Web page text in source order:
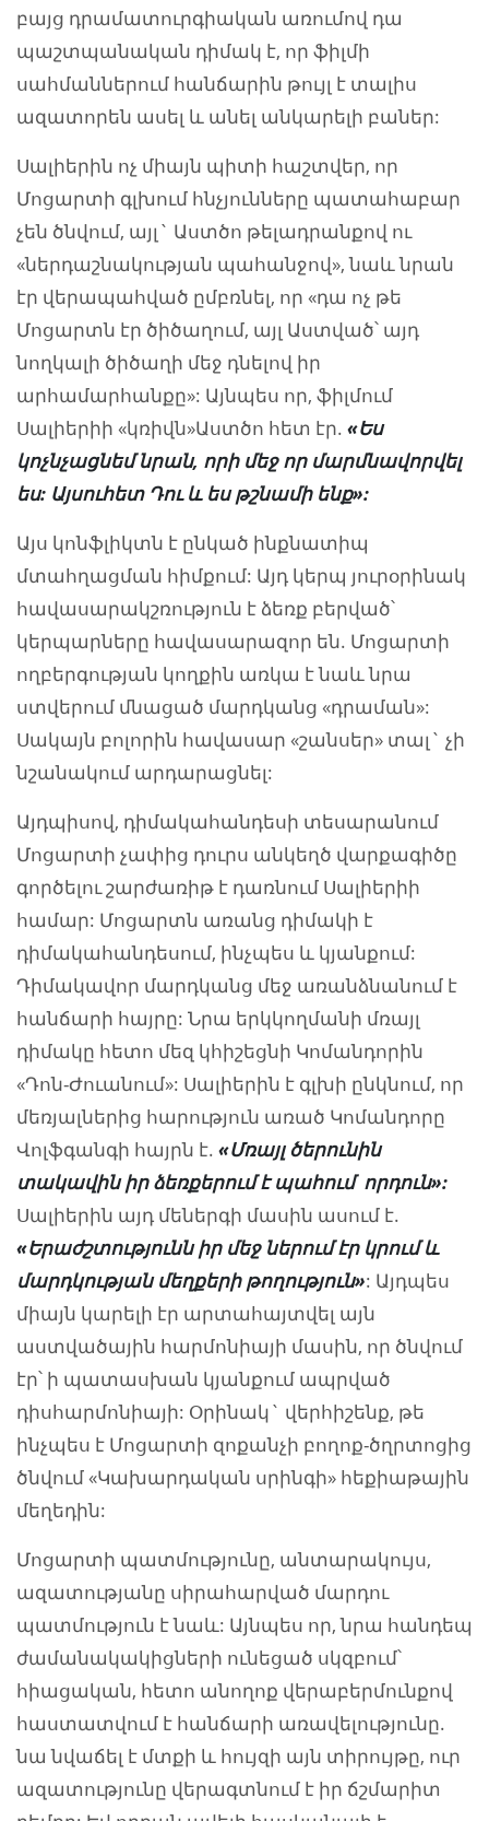
բայց դրամատուրգիական առումով դա
պաշտպանական դիմակ է, որ ֆիլմի
սահմաններում հանճարին թույլ է տալիս
ազատորեն ասել և անել անկարելի բաներ:
Սալիերին ոչ միայն պիտի հաշտվեր, որ
Մոցարտի գլխում հնչյունները պատահաբար
չեն ծնվում, այլ` Աստծո թելադրանքով ու
«ներդաշնակության պահանջով», նաև նրան
էր վերապահված ըմբռնել, որ «դա ոչ թե
Մոցարտն էր ծիծաղում, այլ Աստված՝ այդ
նողկալի ծիծաղի մեջ դնելով իր
արհամարհանքը»: Այնպես որ, ֆիլմում
Սալիերիի «կռիվն»Աստծո հետ էր. «Ես
կոչնչացնեմ նրան, որի մեջ որ մարմնավորվել
ես: Այսուհետ Դու և ես թշնամի ենք»:
Այս կոնֆլիկտն է ընկած ինքնատիպ
մտահղացման հիմքում: Այդ կերպ յուրօրինակ
հավասարակշռություն է ձեռք բերված՝
կերպարները հավասարազոր են. Մոցարտի
ողբերգության կողքին առկա է նաև նրա
ստվերում մնացած մարդկանց «դրաման»:
Սակայն բոլորին հավասար «շանսեր» տալ` չի
նշանակում արդարացնել:
Այդպիսով, դիմակահանդեսի տեսարանում
Մոցարտի չափից դուրս անկեղծ վարքագիծը
գործելու շարժառիթ է դառնում Սալիերիի
համար: Մոցարտն առանց դիմակի է
դիմակահանդեսում, ինչպես և կյանքում:
Դիմակավոր մարդկանց մեջ առանձնանում է
հանճարի հայրը: Նրա երկկողմանի մռայլ
դիմակը հետո մեզ կհիշեցնի Կոմանդորին
«Դոն-Ժուանում»: Սալիերին է գլխի ընկնում, որ
մեռյալներից հարություն առած Կոմանդորը
Վոլֆգանգի հայրն է. «Մռայլ ծերունին
տակավին իր ձեռքերում է պահում որդուն»:
Սալիերին այդ մեներգի մասին ասում է.
«Երաժշտությունն իր մեջ ներում էր կրում և
մարդկության մեղքերի թողություն»: Այդպես
միայն կարելի էր արտահայտվել այն
աստվածային հարմոնիայի մասին, որ ծնվում
էր՝ ի պատասխան կյանքում ապրված
դիսհարմոնիայի: Օրինակ` վերհիշենք, թե
ինչպես է Մոցարտի զոքանչի բողոք-ծղրտոցից
ծնվում «Կախարդական սրինգի» հեքիաթային
մեղեդին:
Մոցարտի պատմությունը, անտարակույս,
ազատությանը սիրահարված մարդու
պատմություն է նաև: Այնպես որ, նրա հանդեպ
ժամանակակիցների ունեցած սկզբում՝
հիացական, հետո անողոք վերաբերմունքով
հաստատվում է հանճարի առավելությունը.
նա նվաճել է մտքի և հույզի այն տիրույթը, ուր
ազատությունը վերագտնում է իր ճշմարիտ